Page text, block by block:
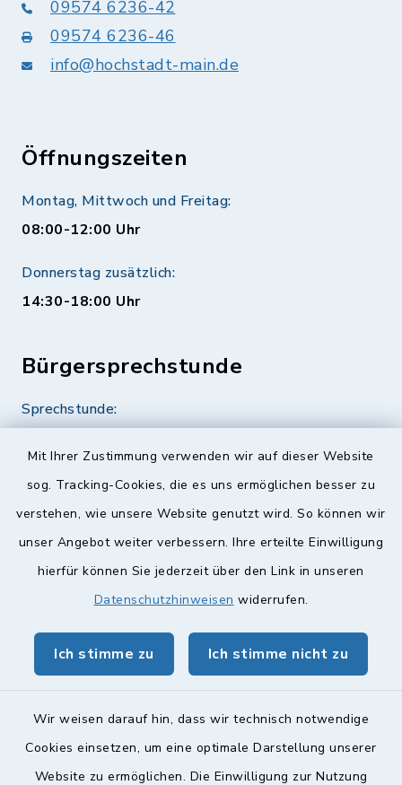
Mit Ihrer Zustimmung verwenden wir auf dieser Website
sog. Tracking-Cookies, die es uns ermöglichen besser zu
verstehen, wie unsere Website genutzt wird. So können wir
unser Angebot weiter verbessern. Ihre erteilte Einwilligung
hierfür können Sie jederzeit über den Link in unseren
Datenschutzhinweisen widerrufen.
Ich stimme zu Ich stimme nicht zu
Wir weisen darauf hin, dass wir technisch notwendige
Cookies einsetzen, um eine optimale Darstellung unserer
Website zu ermöglichen. Die Einwilligung zur Nutzung
09574 6236-42
09574 6236-46
info@hochstadt-main.de
Öffnungszeiten
Montag, Mittwoch und Freitag:
08:00-12:00 Uhr
Donnerstag zusätzlich:
14:30-18:00 Uhr
Bürgersprechstunde
Sprechstunde:
Quicklinks
Landkreis Lichtenfels
geoPortal Lichtenfels